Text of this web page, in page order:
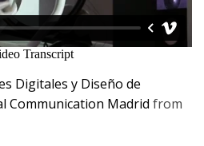
Digitales y Diseño de
Communication Madrid from